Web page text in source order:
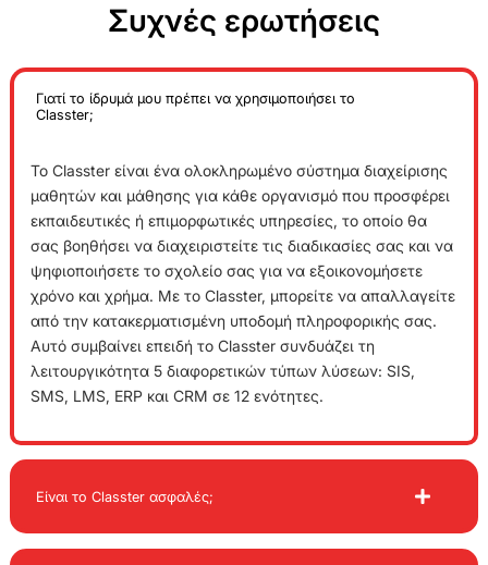
Συχνές ερωτήσεις
Γιατί το ίδρυμά μου πρέπει να χρησιμοποιήσει το
Classter;
Το Classter είναι ένα ολοκληρωμένο σύστημα διαχείρισης
μαθητών και μάθησης για κάθε οργανισμό που προσφέρει
εκπαιδευτικές ή επιμορφωτικές υπηρεσίες, το οποίο θα
σας βοηθήσει να διαχειριστείτε τις διαδικασίες σας και να
ψηφιοποιήσετε το σχολείο σας για να εξοικονομήσετε
χρόνο και χρήμα. Με το Classter, μπορείτε να απαλλαγείτε
από την κατακερματισμένη υποδομή πληροφορικής σας.
Αυτό συμβαίνει επειδή το Classter συνδυάζει τη
λειτουργικότητα 5 διαφορετικών τύπων λύσεων: SIS,
SMS, LMS, ERP και CRM σε 12 ενότητες.
Είναι το Classter ασφαλές;